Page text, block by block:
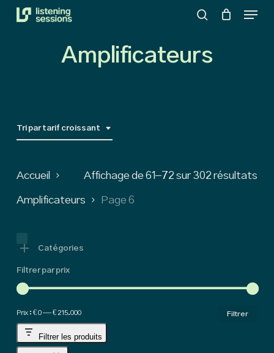
Skip
Menu
Amplificateurs
Tri par tarif croissant
Affichage de 61–72 sur 302 résultats
Accueil
Amplificateurs Page 6
Catégories
Filtrer par prix
Filtrer
Prix : € 0—€ 215.000
Filtrer les produits